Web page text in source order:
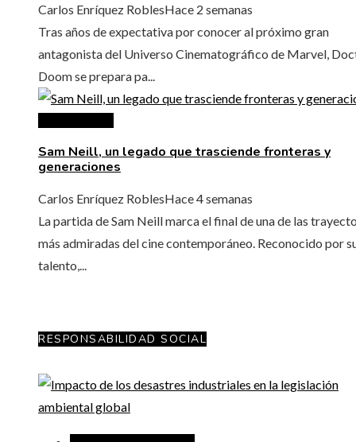
Carlos Enríquez RoblesHace 2 semanas
Tras años de expectativa por conocer al próximo gran
antagonista del Universo Cinematográfico de Marvel,
Doom se prepara pa...
Sam Neill, un legado que trasciende fronteras y
generaciones
Carlos Enríquez RoblesHace 4 semanas
La partida de Sam Neill marca el final de una de las
más admiradas del cine contemporáneo. Reconocido por
talento,...
RESPONSABILIDAD SOCIAL